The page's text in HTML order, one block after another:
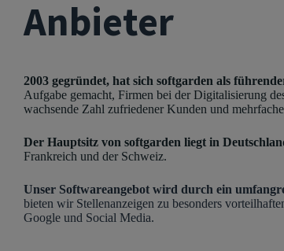
Anbieter
2003 gegründet, hat sich softgarden als
Aufgabe gemacht, Firmen bei der Digitalisierung
wachsende Zahl zufriedener Kunden und
Der Hauptsitz von softgarden liegt in
Frankreich und der Schweiz.
Unser Softwareangebot wird durch ein
bieten wir Stellenanzeigen zu besonders
Google und Social Media.